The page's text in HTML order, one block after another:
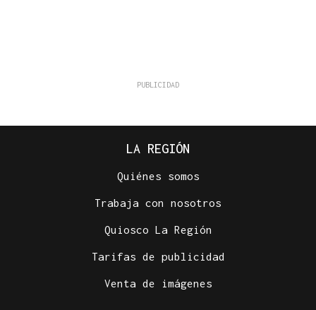
LA REGIÓN
Quiénes somos
Trabaja con nosotros
Quiosco La Región
Tarifas de publicidad
Venta de imágenes